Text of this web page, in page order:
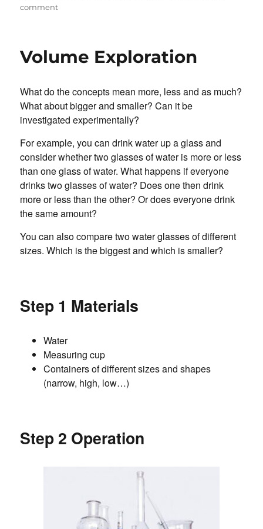
on
commenton
Volume Exploration
What do the concepts mean more, less and as much?
What about bigger and smaller? Can it be
investigated experimentally?
For example, you can drink water up a glass and
consider whether two glasses of water is more or less
than one glass of water. What happens if everyone
drinks two glasses of water? Does one then drink
more or less than the other? Or does everyone drink
the same amount?
You can also compare two water glasses of different
sizes. Which is the biggest and which is smaller?
Step 1 Materials
Water
Measuring cup
Containers of different sizes and shapes
(narrow, high, low…)
Step 2 Operation